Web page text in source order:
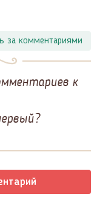
за комментариями
к